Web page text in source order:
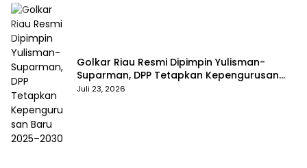
Golkar Riau Resmi Dipimpin Yulisman-
Suparman, DPP Tetapkan Kepengurusan
Baru 2025–2030
Juli 23, 2026